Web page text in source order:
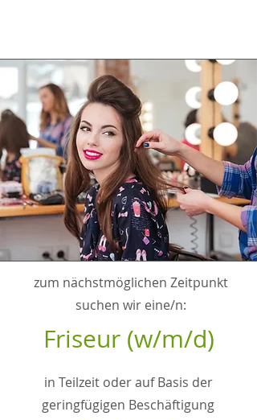
zum nächstmöglichen Zeitpunkt
suchen wir eine/n:
Friseur (w/m/d)
in Teilzeit oder auf Basis der
geringfügigen Beschäftigung